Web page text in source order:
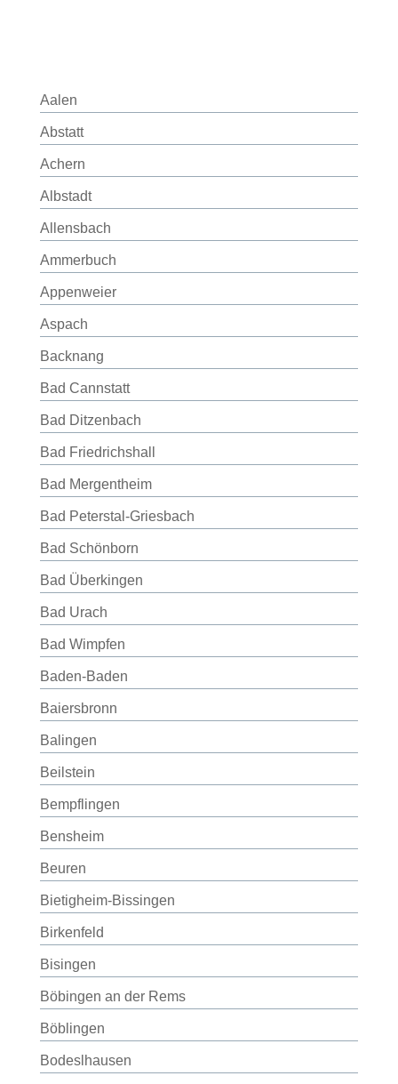
Aalen
Abstatt
Achern
Albstadt
Allensbach
Ammerbuch
Appenweier
Aspach
Backnang
Bad Cannstatt
Bad Ditzenbach
Bad Friedrichshall
Bad Mergentheim
Bad Peterstal-Griesbach
Bad Schönborn
Bad Überkingen
Bad Urach
Bad Wimpfen
Baden-Baden
Baiersbronn
Balingen
Beilstein
Bempflingen
Bensheim
Beuren
Bietigheim-Bissingen
Birkenfeld
Bisingen
Böbingen an der Rems
Böblingen
Bodeslhausen